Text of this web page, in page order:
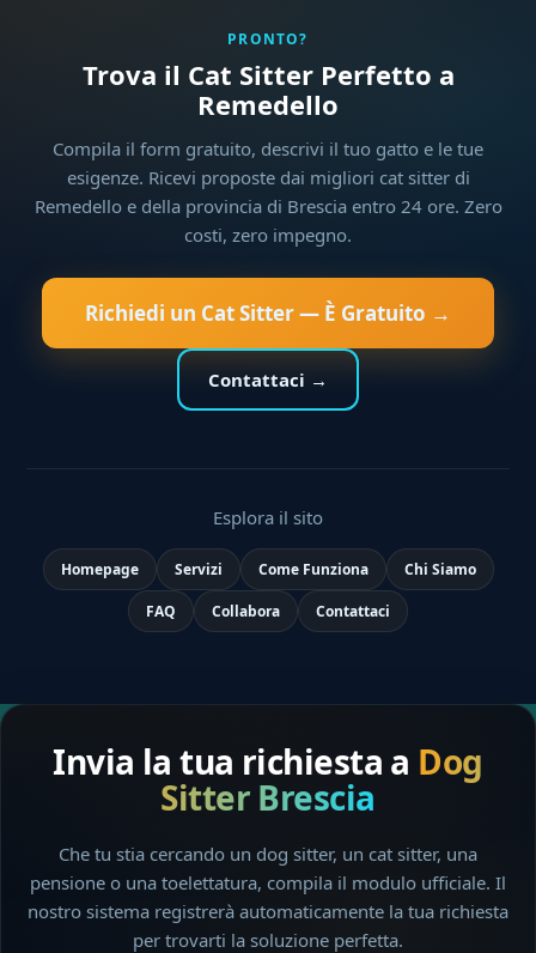
PRONTO?
Trova il Cat Sitter Perfetto a
Remedello
Compila il form gratuito, descrivi il tuo gatto e le tue
esigenze. Ricevi proposte dai migliori cat sitter di
Remedello e della provincia di Brescia entro 24 ore. Zero
costi, zero impegno.
Richiedi un Cat Sitter — È Gratuito →
Contattaci →
Esplora il sito
Homepage Servizi Come Funziona Chi Siamo
FAQ Collabora Contattaci
Invia la tua richiesta a Dog
Sitter Brescia
Che tu stia cercando un dog sitter, un cat sitter, una
pensione o una toelettatura, compila il modulo ufficiale. Il
nostro sistema registrerà automaticamente la tua richiesta
per trovarti la soluzione perfetta.